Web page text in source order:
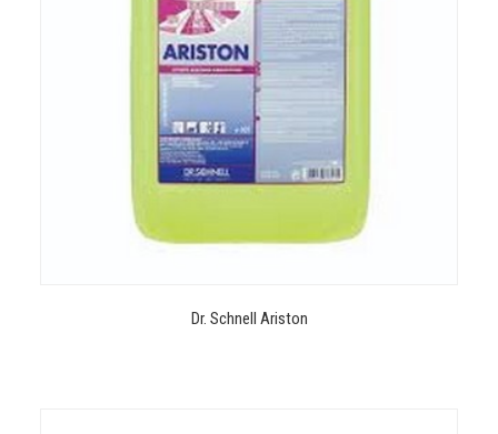
Dr. Schnell Ariston